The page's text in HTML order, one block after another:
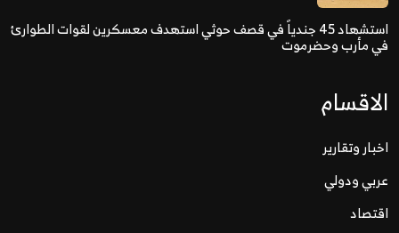
استشهاد 45 جندياً في قصف حوثي استهدف معسكرين لقوات الطوارئ
في مأرب وحضرموت
الاقسام
اخبار وتقارير
عربي ودولي
اقتصاد